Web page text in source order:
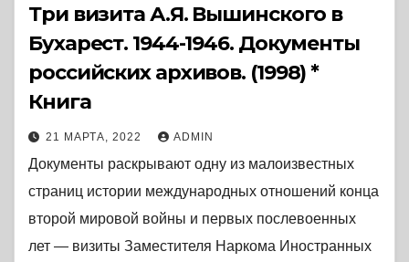
Три визита А.Я. Вышинского в
Бухарест. 1944-1946. Документы
российских архивов. (1998) *
Книга
21 МАРТА, 2022 ADMIN
Документы раскрывают одну из малоизвестных
страниц истории международных отношений конца
второй мировой войны и первых послевоенных
лет — визиты Заместителя Наркома Иностранных